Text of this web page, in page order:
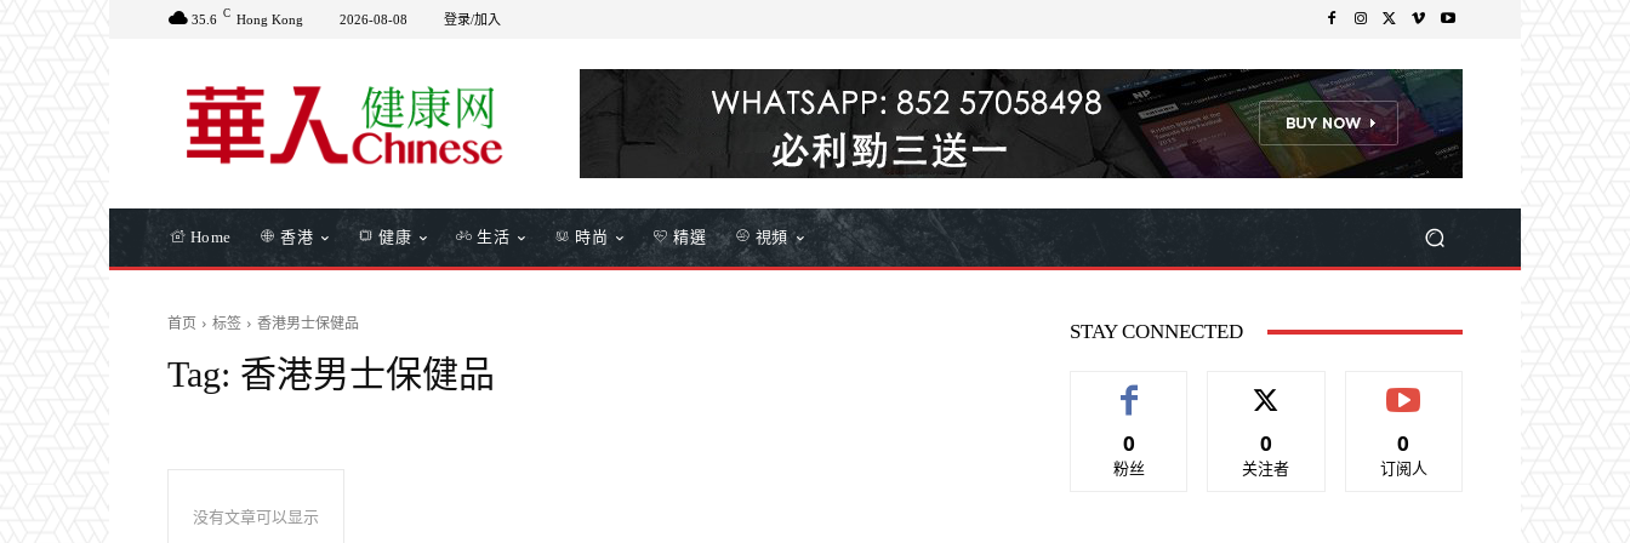
35.6 C Hong Kong 2026-08-08 登录/加入
Home 香港 健康 生活 時尚 精選 視頻
首页 标签 香港男士保健品
Tag: 香港男士保健品
没有文章可以显示
STAY CONNECTED
0
粉丝
0
关注者
0
订阅人